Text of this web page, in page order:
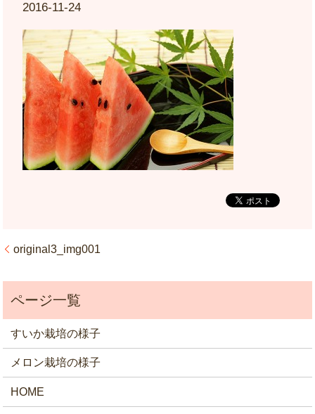
2016-11-24
original3_img001
すいか栽培の様子
メロン栽培の様子
HOME